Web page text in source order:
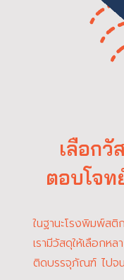
เลือกวั
ตอบโจท
ในฐานะโรงพิมพ์ส
เรามีวัสดุให้เลือกห
ติดบรรจุภัณฑ์ ไปจ